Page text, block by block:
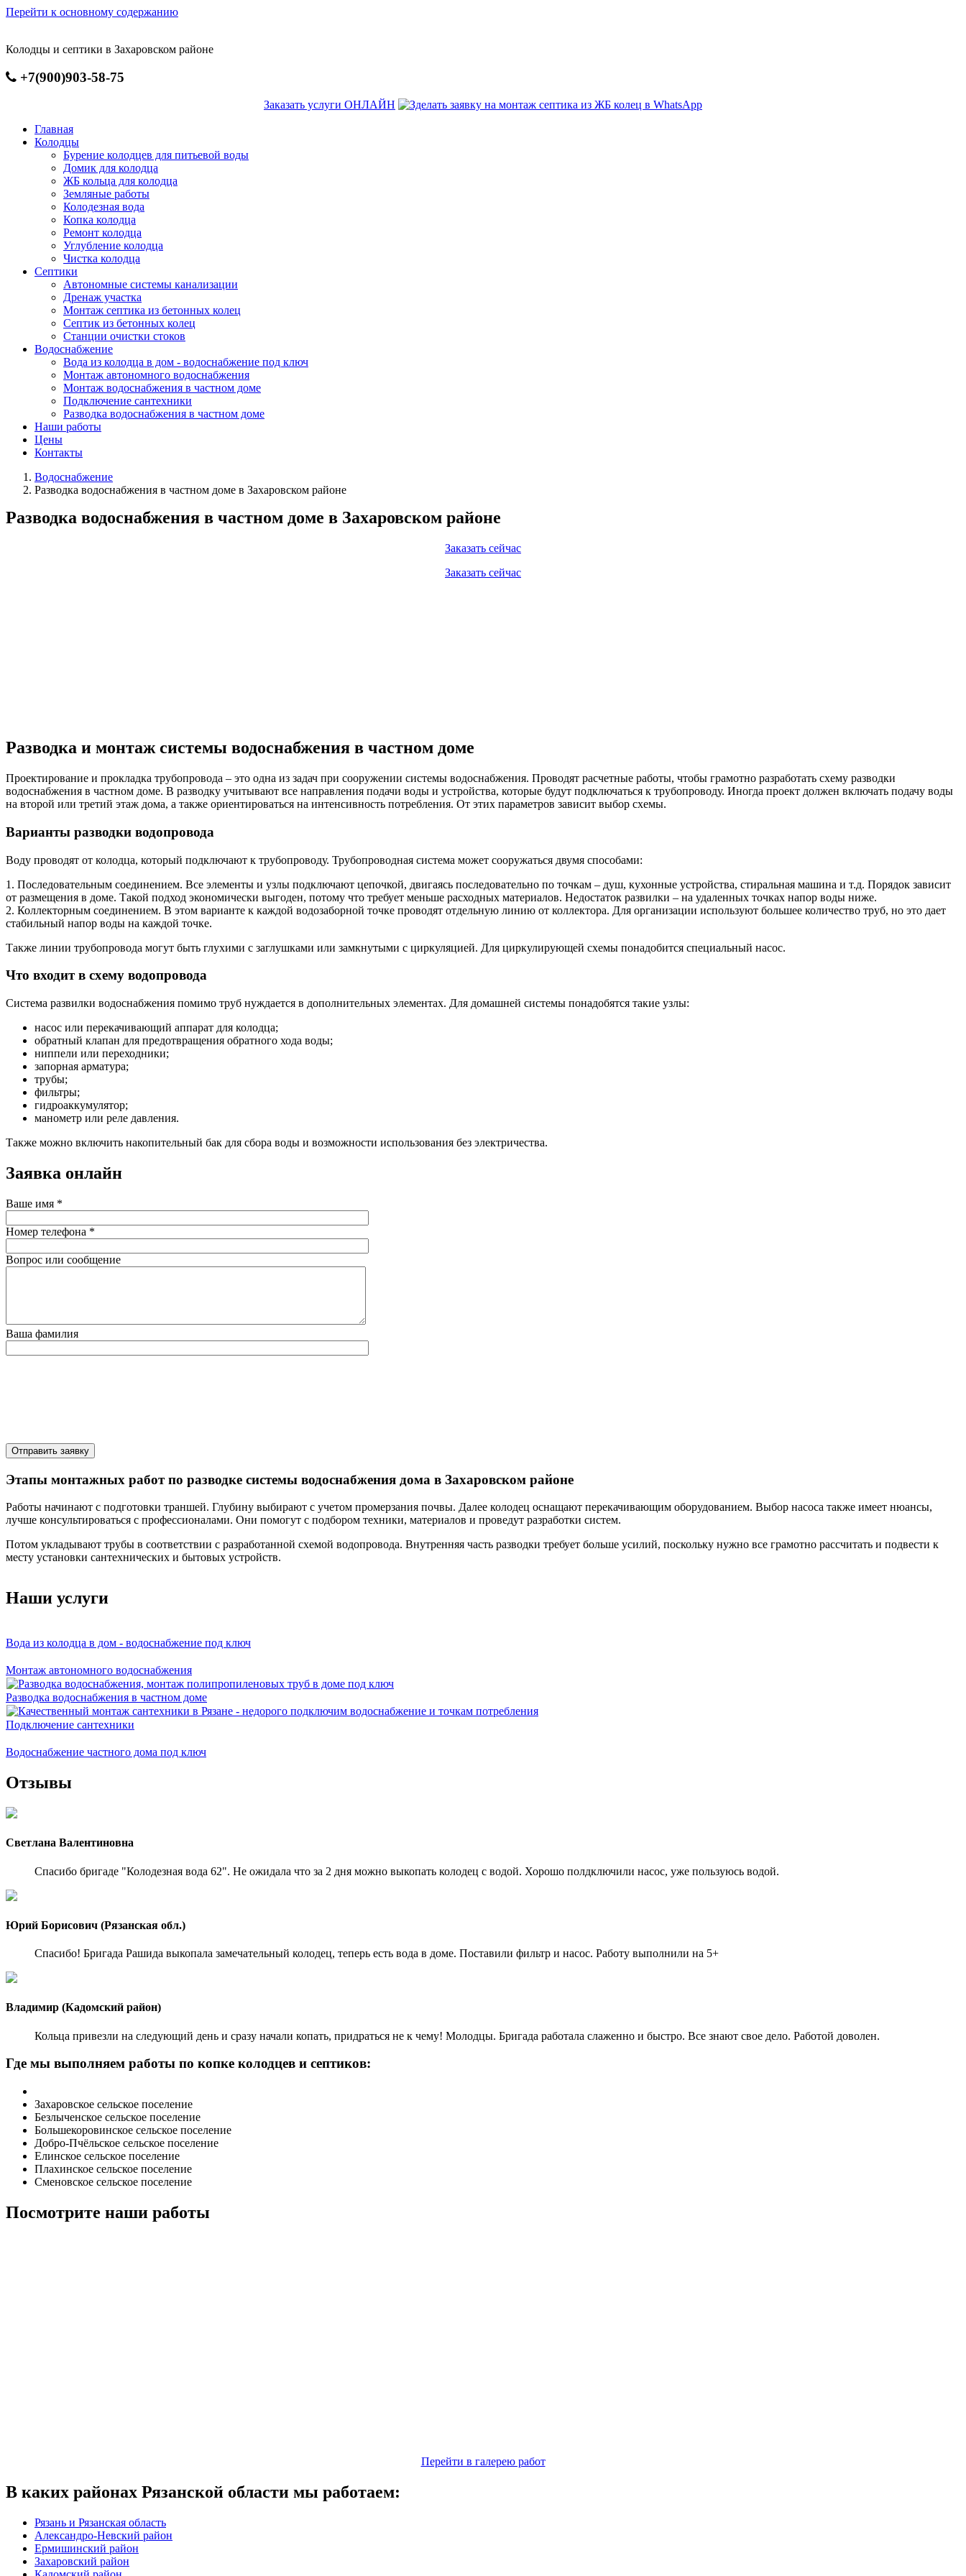
Перейти к основному содержанию
Колодцы и септики в Захаровском районе
+7(900)903-58-75
Заказать услуги ОНЛАЙН
Главная
Колодцы
Бурение колодцев для питьевой воды
Домик для колодца
ЖБ кольца для колодца
Земляные работы
Колодезная вода
Копка колодца
Ремонт колодца
Углубление колодца
Чистка колодца
Септики
Автономные системы канализации
Дренаж участка
Монтаж септика из бетонных колец
Септик из бетонных колец
Станции очистки стоков
Водоснабжение
Вода из колодца в дом - водоснабжение под ключ
Монтаж автономного водоснабжения
Монтаж водоснабжения в частном доме
Подключение сантехники
Разводка водоснабжения в частном доме
Наши работы
Цены
Контакты
Водоснабжение
Разводка водоснабжения в частном доме в Захаровском районе
Разводка водоснабжения в частном доме в Захаровском районе
Заказать сейчас
Заказать сейчас
Разводка и монтаж системы водоснабжения в частном доме
Проектирование и прокладка трубопровода – это одна из задач при сооружении системы водоснабжения. Проводят расчетные работы, чтобы грамотно разработать схему разводки
водоснабжения в частном доме. В разводку учитывают все направления подачи воды и устройства, которые будут подключаться к трубопроводу. Иногда проект должен включать подачу воды
на второй или третий этаж дома, а также ориентироваться на интенсивность потребления. От этих параметров зависит выбор схемы.
Варианты разводки водопровода
Воду проводят от колодца, который подключают к трубопроводу. Трубопроводная система может сооружаться двумя способами:
1. Последовательным соединением. Все элементы и узлы подключают цепочкой, двигаясь последовательно по точкам – душ, кухонные устройства, стиральная машина и т.д. Порядок зависит
от размещения в доме. Такой подход экономически выгоден, потому что требует меньше расходных материалов. Недостаток развилки – на удаленных точках напор воды ниже.
2. Коллекторным соединением. В этом варианте к каждой водозаборной точке проводят отдельную линию от коллектора. Для организации используют большее количество труб, но это дает
стабильный напор воды на каждой точке.
Также линии трубопровода могут быть глухими с заглушками или замкнутыми с циркуляцией. Для циркулирующей схемы понадобится специальный насос.
Что входит в схему водопровода
Система развилки водоснабжения помимо труб нуждается в дополнительных элементах. Для домашней системы понадобятся такие узлы:
насос или перекачивающий аппарат для колодца;
обратный клапан для предотвращения обратного хода воды;
ниппели или переходники;
запорная арматура;
трубы;
фильтры;
гидроаккумулятор;
манометр или реле давления.
Также можно включить накопительный бак для сбора воды и возможности использования без электричества.
Заявка онлайн
Ваше имя *
Номер телефона *
Вопрос или сообщение
Ваша фамилия
Отправить заявку
Этапы монтажных работ по разводке системы водоснабжения дома в Захаровском районе
Работы начинают с подготовки траншей. Глубину выбирают с учетом промерзания почвы. Далее колодец оснащают перекачивающим оборудованием. Выбор насоса также имеет нюансы,
лучше консультироваться с профессионалами. Они помогут с подбором техники, материалов и проведут разработки систем.
Потом укладывают трубы в соответствии с разработанной схемой водопровода. Внутренняя часть разводки требует больше усилий, поскольку нужно все грамотно рассчитать и подвести к
месту установки сантехнических и бытовых устройств.
Наши услуги
Вода из колодца в дом - водоснабжение под ключ
Монтаж автономного водоснабжения
Разводка водоснабжения в частном доме
Подключение сантехники
Водоснабжение частного дома под ключ
Отзывы
Светлана Валентиновна
Спасибо бригаде "Колодезная вода 62". Не ожидала что за 2 дня можно выкопать колодец с водой. Хорошо полдключили насос, уже пользуюсь водой.
Юрий Борисович (Рязанская обл.)
Спасибо! Бригада Рашида выкопала замечательный колодец, теперь есть вода в доме. Поставили фильтр и насос. Работу выполнили на 5+
Владимир (Кадомский район)
Кольца привезли на следующий день и сразу начали копать, придраться не к чему! Молодцы. Бригада работала слаженно и быстро. Все знают свое дело. Работой доволен.
Где мы выполняем работы по копке колодцев и септиков:
Захаровское сельское поселение
Безлыченское сельское поселение
Большекоровинское сельское поселение
Добро-Пчёльское сельское поселение
Елинское сельское поселение
Плахинское сельское поселение
Сменовское сельское поселение
Посмотрите наши работы
Перейти в галерею работ
В каких районах Рязанской области мы работаем:
Рязань и Рязанская область
Александро-Невский район
Ермишинский район
Захаровский район